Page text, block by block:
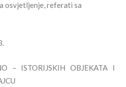
osvjetljenje, referati sa
– ISTORIJSKIH OBJEKATA I